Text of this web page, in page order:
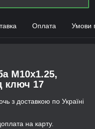
Оплата Умови
М10х1.25,
ключ 17
з доставкою по Україні
на карту.